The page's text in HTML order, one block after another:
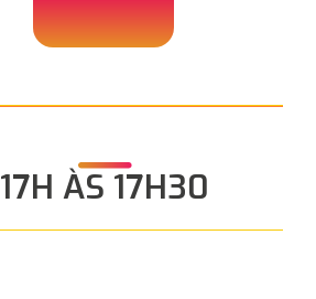
17H ÀS 17H30